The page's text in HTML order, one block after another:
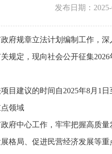
发布日期：
政府规章立法计划编制工作，
规定，现向社会公开征集
目建议的时间自2025年8月1日
领域
府中心工作，牢牢把握高质
格局、促进民营经济发展等